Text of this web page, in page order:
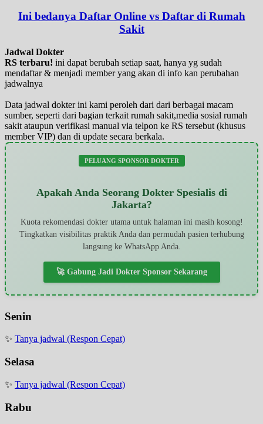
Ini bedanya Daftar Online vs Daftar di Rumah
Sakit
Jadwal Dokter
RS terbaru! ini dapat berubah setiap saat, hanya yg sudah
mendaftar & menjadi member yang akan di info kan perubahan
jadwalnya
Data jadwal dokter ini kami peroleh dari dari berbagai macam
sumber, seperti dari bagian terkait rumah sakit,media sosial rumah
sakit ataupun verifikasi manual via telpon ke RS tersebut (khusus
member VIP) dan di update secara berkala.
PELUANG SPONSOR DOKTER
Apakah Anda Seorang Dokter Spesialis di
Jakarta?
Kuota rekomendasi dokter utama untuk halaman ini masih kosong!
Tingkatkan visibilitas praktik Anda dan permudah pasien terhubung
langsung ke WhatsApp Anda.
🚀 Gabung Jadi Dokter Sponsor Sekarang
Senin
✨ Tanya jadwal (Respon Cepat)
Selasa
✨ Tanya jadwal (Respon Cepat)
Rabu